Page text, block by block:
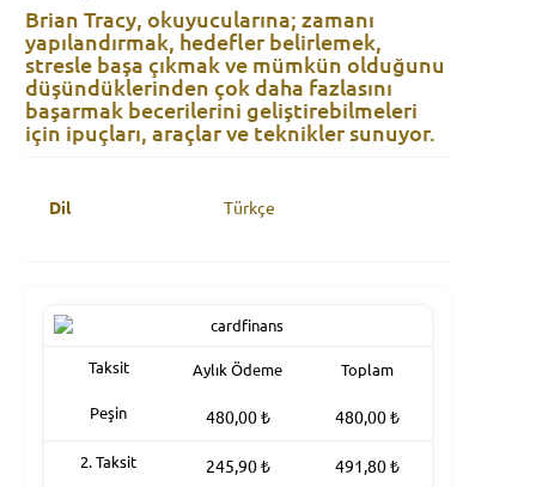
Brian Tracy, okuyucularına; zamanı
yapılandırmak, hedefler belirlemek,
stresle başa çıkmak ve mümkün olduğunu
düşündüklerinden çok daha fazlasını
başarmak becerilerini geliştirebilmeleri
için ipuçları, araçlar ve teknikler sunuyor.
Dil Türkçe
Taksit Aylık Ödeme Toplam
Peşin 480,00₺ 480,00₺
2. Taksit 245,90₺ 491,80₺